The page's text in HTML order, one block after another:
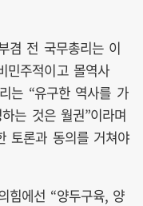
겸 전 국무총리는 이
민주적이고 몰역사
는 “유구한 역사를 가
는 것은 월권”이라며
토론과 동의를 거쳐야
힘에선 “양두구육, 양